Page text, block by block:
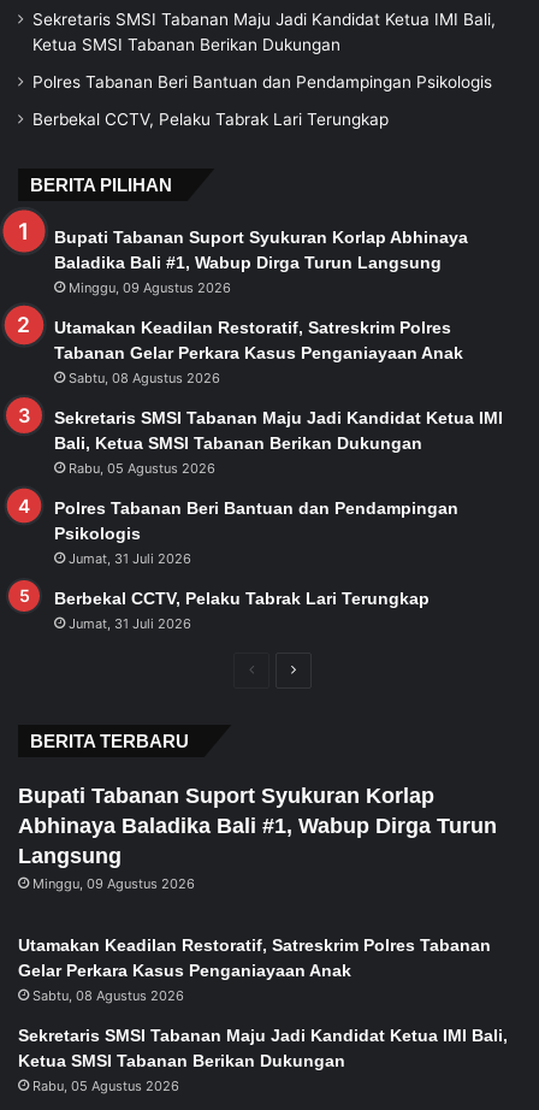
Sekretaris SMSI Tabanan Maju Jadi Kandidat Ketua IMI Bali,
Ketua SMSI Tabanan Berikan Dukungan
Polres Tabanan Beri Bantuan dan Pendampingan Psikologis
Berbekal CCTV, Pelaku Tabrak Lari Terungkap
BERITA PILIHAN
Bupati Tabanan Suport Syukuran Korlap Abhinaya
Baladika Bali #1, Wabup Dirga Turun Langsung
Minggu, 09 Agustus 2026
Utamakan Keadilan Restoratif, Satreskrim Polres
Tabanan Gelar Perkara Kasus Penganiayaan Anak
Sabtu, 08 Agustus 2026
Sekretaris SMSI Tabanan Maju Jadi Kandidat Ketua IMI
Bali, Ketua SMSI Tabanan Berikan Dukungan
Rabu, 05 Agustus 2026
Polres Tabanan Beri Bantuan dan Pendampingan
Psikologis
Jumat, 31 Juli 2026
Berbekal CCTV, Pelaku Tabrak Lari Terungkap
Jumat, 31 Juli 2026
PreviousNext
BERITA TERBARU
Bupati Tabanan Suport Syukuran Korlap
Abhinaya Baladika Bali #1, Wabup Dirga Turun
Langsung
Minggu, 09 Agustus 2026
Utamakan Keadilan Restoratif, Satreskrim Polres Tabanan
Gelar Perkara Kasus Penganiayaan Anak
Sabtu, 08 Agustus 2026
Sekretaris SMSI Tabanan Maju Jadi Kandidat Ketua IMI Bali,
Ketua SMSI Tabanan Berikan Dukungan
Rabu, 05 Agustus 2026